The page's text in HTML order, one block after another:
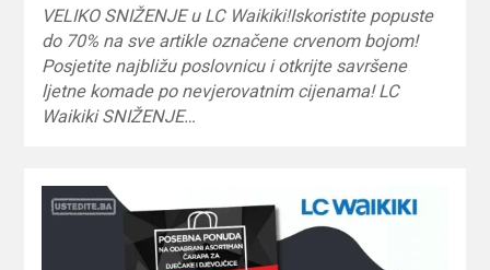
VELIKO SNIŽENJE u LC Waikiki!Iskoristite popuste
do 70% na sve artikle označene crvenom bojom!
Posjetite najbližu poslovnicu i otkrijte savršene
ljetne komade po nevjerovatnim cijenama! LC
Waikiki SNIŽENJE…